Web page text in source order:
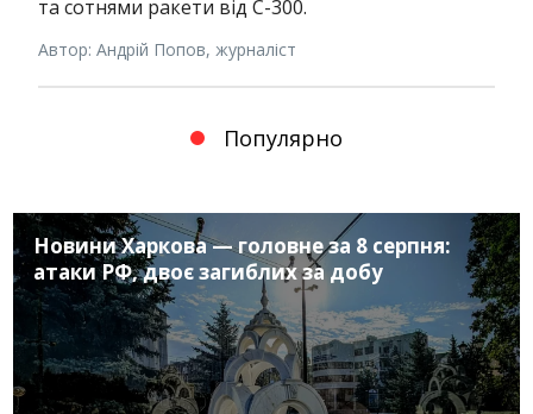
та сотнями ракети від С-300.
Автор: Андрій Попов, журналіст
Популярно
Новини Харкова — головне за 8 серпня:
атаки РФ, двоє загиблих за добу